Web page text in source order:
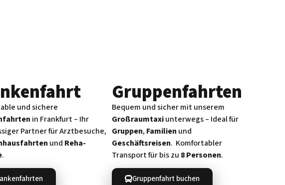
und sichere
in Frankfurt – Ihr
Partner für Arztbesuche,
und Reha-
.
Gruppenfahrten
Bequem und sicher mit unserem
Großraumtaxiunterwegs – Ideal für
Gruppen, Familien und
Geschäftsreisen. Komfortabler
Transport für bis zu 8 Personen.
Gruppenfahrt buchen